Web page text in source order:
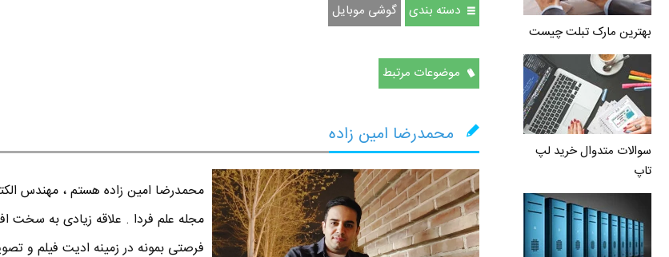
بهترین مارک تبلت چیست
سوالات متدوال خرید لپ
تاپ
دسته بندی گوشی موبایل
موضوعات مرتبط
محمدرضا امین زاده
محمدرضا امين زاده هستم ، مهندس
مجله علم فردا . علاقه زیادی به سخت
فرصتی بمونه در زمینه ادیت فیلم و